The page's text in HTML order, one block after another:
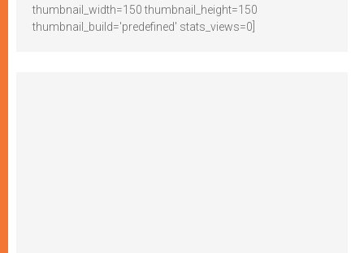
thumbnail_width=150 thumbnail_height=150
thumbnail_build='predefined' stats_views=0]